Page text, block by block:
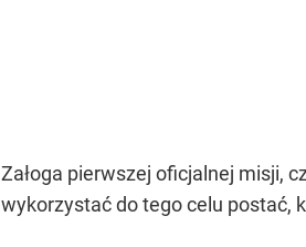
Załoga pierwszej oficjalnej misji,
wykorzystać do tego celu postać,